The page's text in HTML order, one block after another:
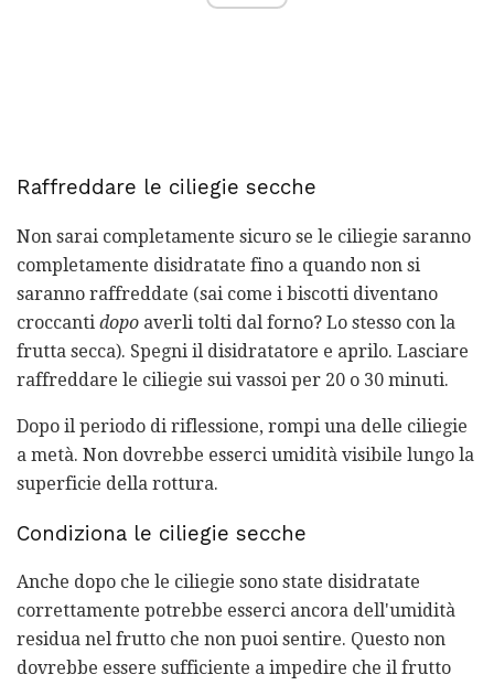
Raffreddare le ciliegie secche
Non sarai completamente sicuro se le ciliegie saranno
completamente disidratate fino a quando non si
saranno raffreddate (sai come i biscotti diventano
croccanti dopo averli tolti dal forno? Lo stesso con la
frutta secca). Spegni il disidratatore e aprilo. Lasciare
raffreddare le ciliegie sui vassoi per 20 o 30 minuti.
Dopo il periodo di riflessione, rompi una delle ciliegie
a metà. Non dovrebbe esserci umidità visibile lungo la
superficie della rottura.
Condiziona le ciliegie secche
Anche dopo che le ciliegie sono state disidratate
correttamente potrebbe esserci ancora dell'umidità
residua nel frutto che non puoi sentire. Questo non
dovrebbe essere sufficiente a impedire che il frutto